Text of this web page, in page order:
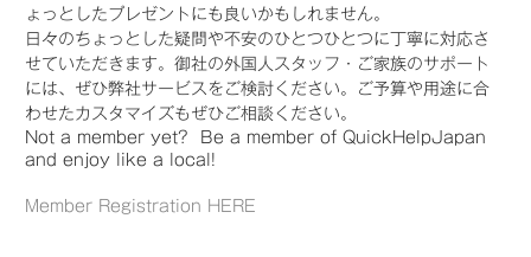
ょっとしたプレゼントにも良いかもしれません。
日々のちょっとした疑問や不安のひとつひとつに丁寧に対応さ
せていただきます。御社の外国人スタッフ・ご家族のサポート
には、ぜひ弊社サービスをご検討ください。ご予算や用途に合
わせたカスタマイズもぜひご相談ください。
Not a member yet? Be a member of QuickHelpJapan
and enjoy like a local!
Member Registration HERE